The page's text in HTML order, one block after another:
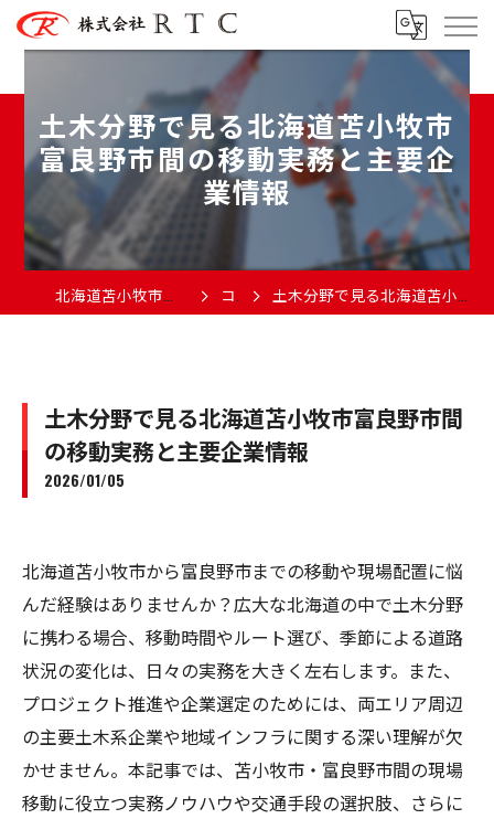
土木分野で見る北海道苫小牧市
富良野市間の移動実務と主要企
業情報
北海道苫小牧市で土木の求人なら株式会社RTC コラム 土木分野で見る北海道苫小牧市富良野市間の移動実務と主要企業情報
土木分野で見る北海道苫小牧市富良野市間
の移動実務と主要企業情報
2026/01/05
北海道苫小牧市から富良野市までの移動や現場配置に悩
んだ経験はありませんか？広大な北海道の中で土木分野
に携わる場合、移動時間やルート選び、季節による道路
状況の変化は、日々の実務を大きく左右します。また、
プロジェクト推進や企業選定のためには、両エリア周辺
の主要土木系企業や地域インフラに関する深い理解が欠
かせません。本記事では、苫小牧市・富良野市間の現場
移動に役立つ実務ノウハウや交通手段の選択肢、さらに